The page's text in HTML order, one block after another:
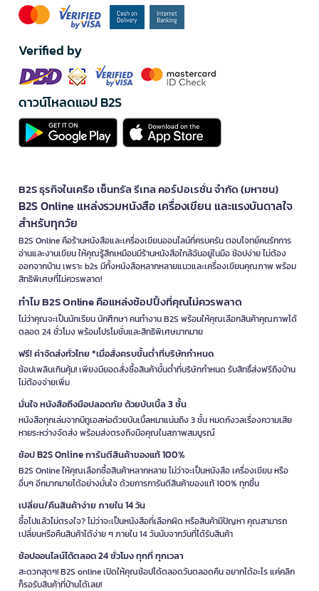
Verified by
ดาวน์โหลดแอป B2S
B2S ธุรกิจในเครือ เซ็นทรัล รีเทล คอร์ปอเรชั่น จำกัด (มหาชน)
B2S Online แหล่งรวมหนังสือ เครื่องเขียน และแรงบันดาลใจ
สำหรับทุกวัย
B2S Online คือร้านหนังสือและเครื่องเขียนออนไลน์ที่ครบครัน ตอบโจทย์คนรักการ
อ่านและงานเขียน ให้คุณรู้สึกเหมือนมีร้านหนังสือใกล้ฉันอยู่ในมือ ช้อปง่าย ไม่ต้อง
ออกจากบ้าน เพราะ b2s มีทั้งหนังสือหลากหลายแนวและเครื่องเขียนคุณภาพ พร้อม
สิทธิพิเศษที่ไม่ควรพลาด!
ทำไม B2S Online คือแหล่งช้อปปิ้งที่คุณไม่ควรพลาด
ไม่ว่าคุณจะเป็นนักเรียน นักศึกษา คนทำงาน B2S พร้อมให้คุณเลือกสินค้าคุณภาพได้
ตลอด 24 ชั่วโมง พร้อมโปรโมชั่นและสิทธิพิเศษมากมาย
ฟรี! ค่าจัดส่งทั่วไทย *เมื่อสั่งครบขั้นต่ำที่บริษัทกำหนด
ช้อปเพลินเกินคุ้ม! เพียงมียอดสั่งซื้อสินค้าขั้นต่ำที่บริษัทกำหนด รับสิทธิ์ส่งฟรีถึงบ้าน
ไม่ต้องจ่ายเพิ่ม
มั่นใจ หนังสือถึงมือปลอดภัย ด้วยบับเบิ้ล 3 ชั้น
หนังสือทุกเล่มจากบีทูเอสห่อด้วยบับเบิ้ลหนาแน่นถึง 3 ชั้น หมดกังวลเรื่องความเสีย
หายระหว่างจัดส่ง พร้อมส่งตรงถึงมือคุณในสภาพสมบูรณ์
ช้อป B2S Online การันตีสินค้าของแท้ 100%
B2S Online ให้คุณเลือกซื้อสินค้าหลากหลาย ไม่ว่าจะเป็นหนังสือ เครื่องเขียน หรือ
อื่นๆ อีกมากมายได้อย่างมั่นใจ ด้วยการการันตีสินค้าของแท้ 100% ทุกชิ้น
เปลี่ยน/คืนสินค้าง่าย ภายใน 14 วัน
ซื้อไปแล้วไม่ตรงใจ? ไม่ว่าจะเป็นหนังสือที่เลือกผิด หรือสินค้ามีปัญหา คุณสามารถ
เปลี่ยนหรือคืนสินค้าได้ง่าย ๆ ภายใน 14 วันนับจากวันที่ได้รับสินค้า
ช้อปออนไลน์ได้ตลอด 24 ชั่วโมง ทุกที่ ทุกเวลา
สะดวกสุดๆ! B2S online เปิดให้คุณช้อปได้ตลอดวันตลอดคืน อยากได้อะไร แค่คลิก
ก็รอรับสินค้าที่บ้านได้เลย!